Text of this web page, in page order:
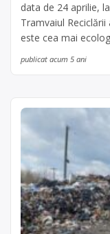
data de 24 aprilie,
Tramvaiul
este cea mai
publicat acum 5 ani